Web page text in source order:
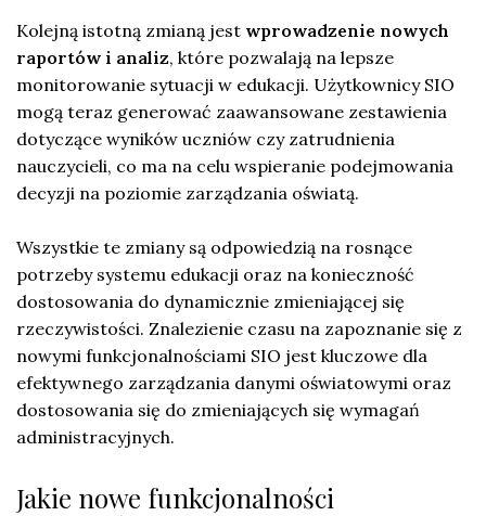
Kolejną istotną zmianą jest wprowadzenie nowych
raportów i analiz, które pozwalają na lepsze
monitorowanie sytuacji w edukacji. Użytkownicy SIO
mogą teraz generować zaawansowane zestawienia
dotyczące wyników uczniów czy zatrudnienia
nauczycieli, co ma na celu wspieranie podejmowania
decyzji na poziomie zarządzania oświatą.
Wszystkie te zmiany są odpowiedzią na rosnące
potrzeby systemu edukacji oraz na konieczność
dostosowania do dynamicznie zmieniającej się
rzeczywistości. Znalezienie czasu na zapoznanie się z
nowymi funkcjonalnościami SIO jest kluczowe dla
efektywnego zarządzania danymi oświatowymi oraz
dostosowania się do zmieniających się wymagań
administracyjnych.
Jakie nowe funkcjonalności